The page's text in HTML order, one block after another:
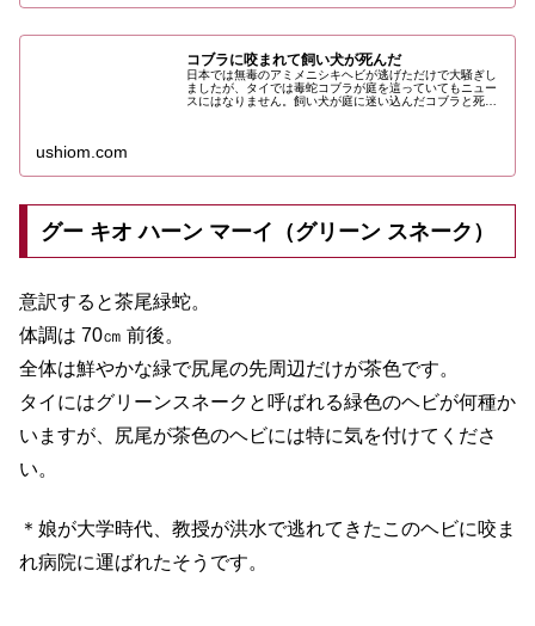
コブラに咬まれて飼い犬が死んだ
日本では無毒のアミメニシキヘビが逃げただけで大騒ぎし
ましたが、タイでは毒蛇コブラが庭を這っていてもニュー
スにはなりません。飼い犬が庭に迷い込んだコブラと死闘
ushiom.com
グー キオ ハーン マーイ（グリーン スネーク）
意訳すると茶尾緑蛇。
体調は 70㎝ 前後。
全体は鮮やかな緑で尻尾の先周辺だけが茶色です。
タイにはグリーンスネークと呼ばれる緑色のヘビが何種か
いますが、尻尾が茶色のヘビには特に気を付けてくださ
い。
＊娘が大学時代、教授が洪水で逃れてきたこのヘビに咬ま
れ病院に運ばれたそうです。